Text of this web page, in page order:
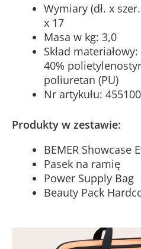
Wymiary (dł. x
x 17
Masa w kg: 3,0
Skład
40%
poliuretan (PU)
Nr artykułu: 455100
Produkty w zestawie:
BEMER Showcase
Pasek na ramię
Power Supply Bag
Beauty Pack